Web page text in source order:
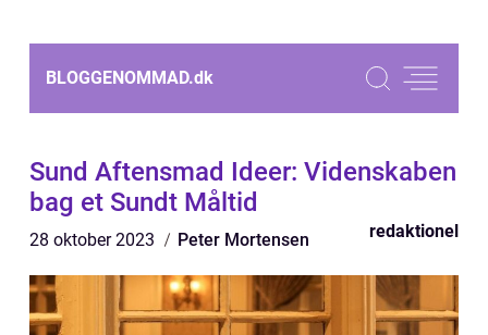
BLOGGENOMMAD.dk
Sund Aftensmad Ideer: Videnskaben
bag et Sundt Måltid
28 oktober 2023 Peter Mortensen redaktionel